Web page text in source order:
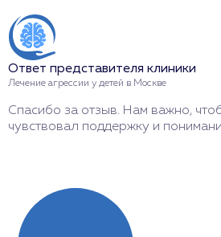
Ответ представителя клиники
Лечение агрессии у детей в Москве
Спасибо за отзыв. Нам важно,
чувствовал поддержку и